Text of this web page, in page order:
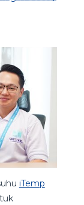
iTemp